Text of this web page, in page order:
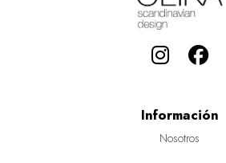
Información
Nosotros